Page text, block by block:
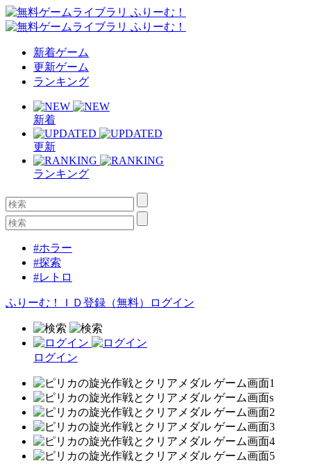
新着ゲーム
更新ゲーム
ランキング
新着
更新
ランキング
#ホラー
#探索
#レトロ
ふりーむ！ＩＤ登録（無料） ログイン
ログイン